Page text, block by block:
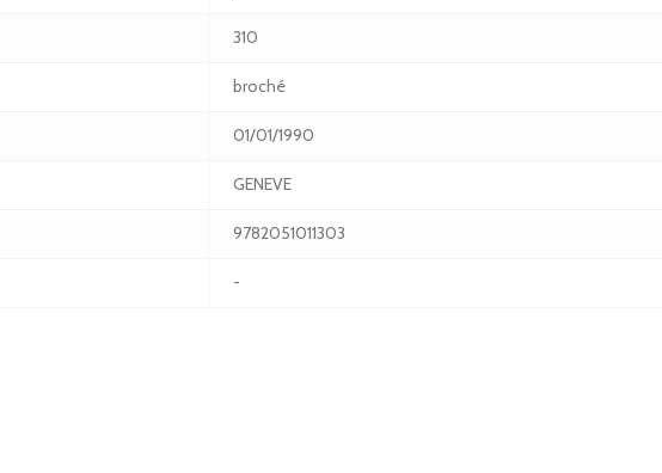
310
broché
01/01/1990
GENEVE
9782051011303
-